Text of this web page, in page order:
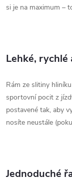
si je na maximum –
Lehké, rychlé
Rám ze slitiny
sportovní pocit z
postavené tak, aby
nosíte neustále
Jednoduché